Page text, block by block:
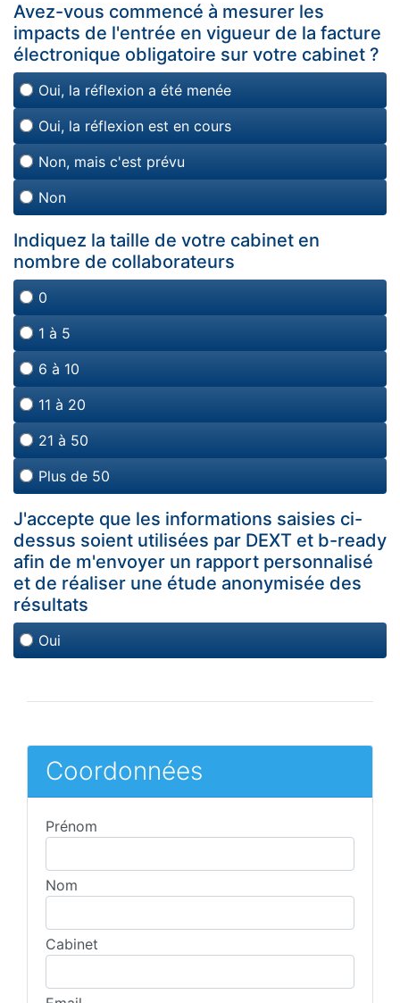
Avez-vous commencé à mesurer les
impacts de l'entrée en vigueur de la facture
électronique obligatoire sur votre cabinet ?
Oui, la réflexion a été menée
Oui, la réflexion est en cours
Non, mais c'est prévu
Non
Indiquez la taille de votre cabinet en
nombre de collaborateurs
0
1 à 5
6 à 10
11 à 20
21 à 50
Plus de 50
J'accepte que les informations saisies ci-
dessus soient utilisées par DEXT et b-ready
afin de m'envoyer un rapport personnalisé
et de réaliser une étude anonymisée des
résultats
Oui
Coordonnées
Prénom
Nom
Cabinet